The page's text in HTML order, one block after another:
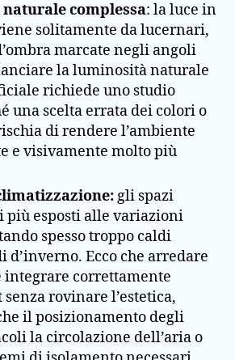
complessa: la luce in
solitamente da lucernari,
marcate negli angoli
la luminosità naturale
richiede uno studio
una scelta errata dei colori o
di rendere l’ambiente
e visivamente molto più
gli spazi
più esposti alle variazioni
spesso troppo caldi
d’inverno. Ecco che arredare
integrare correttamente
rovinare l’estetica,
il posizionamento degli
la circolazione dell’aria o